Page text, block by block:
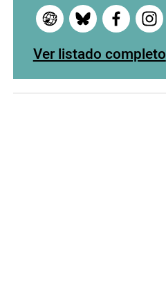
Ver listado completo